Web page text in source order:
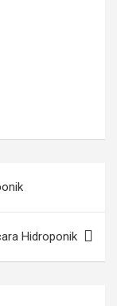
Hidroponik